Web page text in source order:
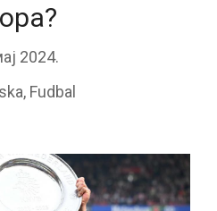
2024.
, Fudbal